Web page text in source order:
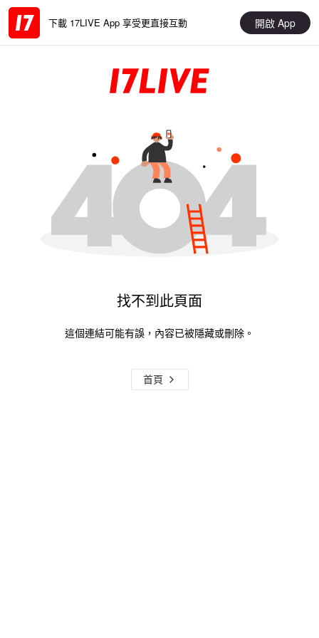
下載 17LIVE App 享受更直接互動 開啟 App
找不到此頁面
這個連結可能有誤，內容已被隱藏或刪除。
首頁